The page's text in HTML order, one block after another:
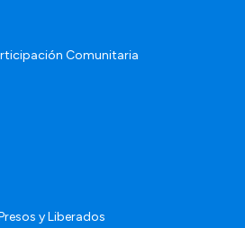
Comunitaria
y Liberados